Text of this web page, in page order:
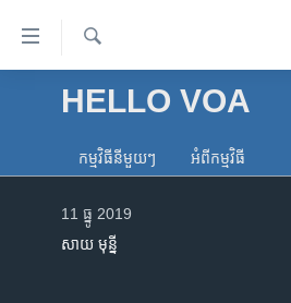
ទៅ​
គេហទំព័រ​
ទាក់ទង
និង​អាមេរិក
ហេឡូវីអូអេ
រក
HELLO VOA
កម្មវិធី​នីមួយៗ អំពី​កម្មវិធី​
11 ធ្នូ 2019
សាយ មុន្នី